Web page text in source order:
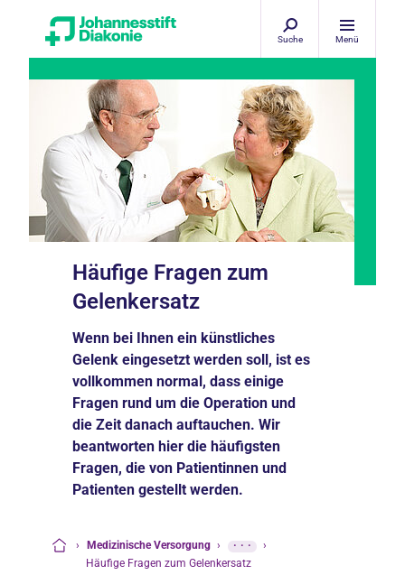
Suche Menü
Häufige Fragen zum
Gelenkersatz
Wenn bei Ihnen ein künstliches
Gelenk eingesetzt werden soll, ist es
vollkommen normal, dass einige
Fragen rund um die Operation und
die Zeit danach auftauchen. Wir
beantworten hier die häufigsten
Fragen, die von Patientinnen und
Patienten gestellt werden.
› Medizinische Versorgung › ···
›
Häufige Fragen zum Gelenkersatz